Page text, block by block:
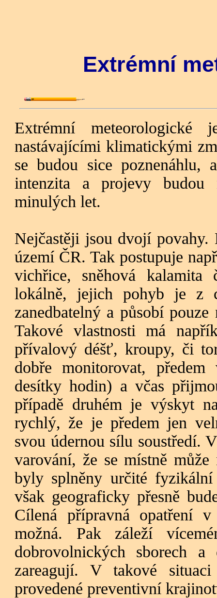
Extrémní
Extrémní
nastávajícími klimatickými
se budou sice poznenáhlu,
intenzita a projevy budou
minulých let.
Nejčastěji jsou dvojí povahy.
území ČR. Tak postupuje
vichřice, sněhová
lokálně, jejich pohyb je z
zanedbatelný a působí
Takové vlastnosti má
přívalový déšť, kroupy, či
dobře monitorovat,
desítky hodin) a včas
případě druhém je výskyt
rychlý, že je předem jen
svou údernou sílu soustředí.
varování, že se místně
byly splněny určité
však geograficky přesně
Cílená přípravná opatření
možná. Pak záleží
dobrovolnických sborech
zareagují. V takové
provedené preventivní